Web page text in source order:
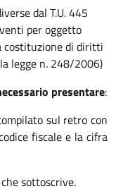
dal T.U. 445
per oggetto
costituzione di diritti
legge n. 248/2006)
presentare:
sul retro con
fiscale e la cifra
sottoscrive.